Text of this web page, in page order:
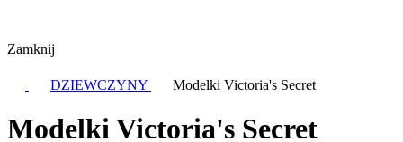
Zamknij
DZIEWCZYNY Modelki Victoria's Secret
Modelki Victoria's Secret